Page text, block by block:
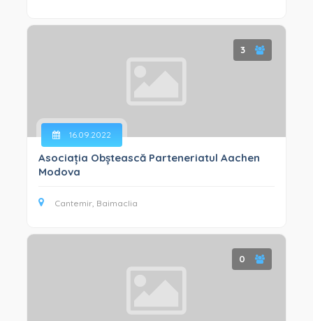
3
16.09.2022
Asociația Obștească Parteneriatul Aachen
Modova
Cantemir, Baimaclia
0